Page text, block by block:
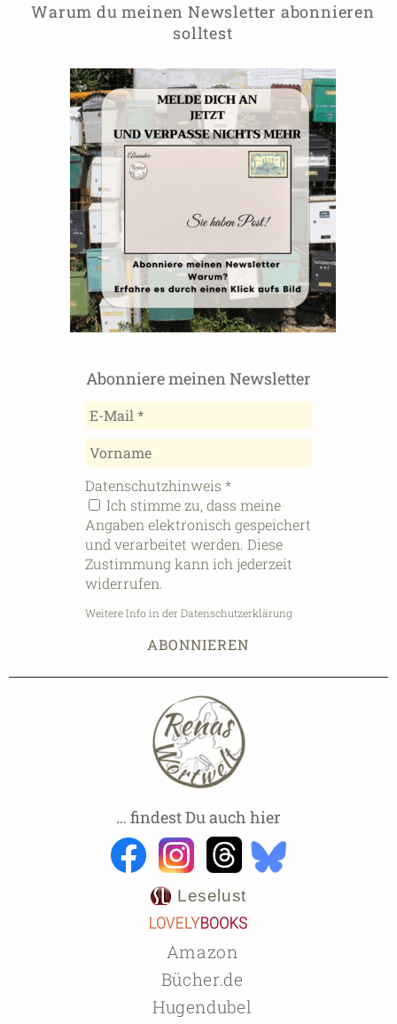
Warum du meinen Newsletter abonnieren
solltest
Abonniere meinen Newsletter
Datenschutzhinweis *
Ich stimme zu, dass meine
Angaben elektronisch gespeichert
und verarbeitet werden. Diese
Zustimmung kann ich jederzeit
widerrufen.
Weitere Info in der Datenschutzerklärung
… findest Du auch hier
Leselust
Amazon
Bücher.de
Hugendubel